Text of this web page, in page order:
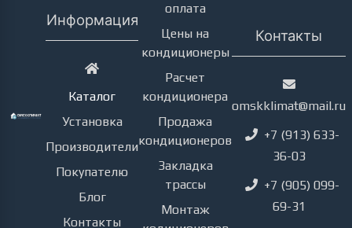
Информация
Каталог
Установка
Производители
Покупателю
Блог
Контакты
оплата
Цены на
кондиционеры
Расчет
кондиционера
Продажа
кондиционеров
Закладка
трассы
Монтаж
Контакты
omskklimat@mail.ru
+7 (913) 633-
36-03
+7 (905) 099-
69-31